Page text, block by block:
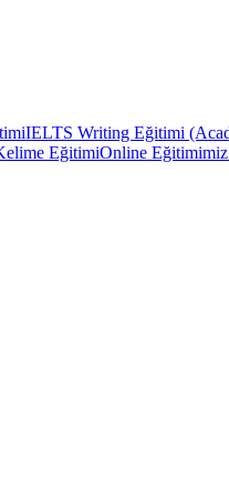
IELTS Writing Eğitimi
EğitimiOnline Eğitimimiz